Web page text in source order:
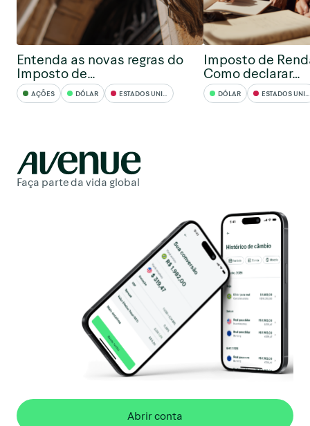
Entenda as novas regras do
Imposto de…
AÇÕES DÓLAR ESTADOS UNIDOS
Imposto de
Como declarar…
DÓLAR ESTADOS UNIDOS
Faça parte da vida global
Abrir conta